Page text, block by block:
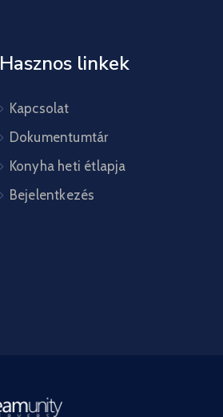
Hasznos linkek
Kapcsolat
Dokumentumtár
Konyha heti étlapja
Bejelentkezés